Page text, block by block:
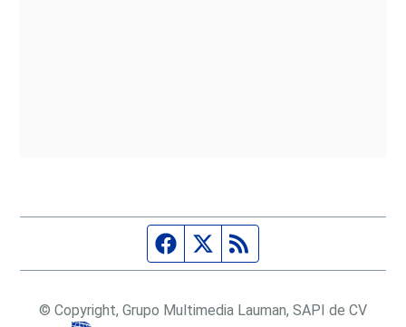
Página de Facebook
Fuente Twitter
© Copyright, Grupo Multimedia Lauman, SAPI de CV